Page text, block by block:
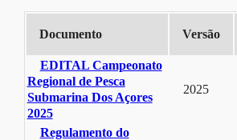
Documento Versão
EDITAL Campeonato
Regional de Pesca
Submarina Dos Açores
2025
2025
Regulamento do